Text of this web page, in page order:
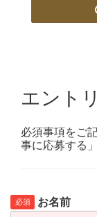
エント
必須事項をご
事に応募する
必須 お名前